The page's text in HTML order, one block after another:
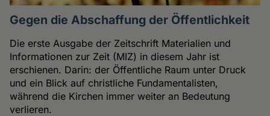
Gegen die Abschaffung der Öffentlichkeit
Die erste Ausgabe der Zeitschrift Materialien und
Informationen zur Zeit (MIZ) in diesem Jahr ist
erschienen. Darin: der Öffentliche Raum unter Druck
und ein Blick auf christliche Fundamentalisten,
während die Kirchen immer weiter an Bedeutung
verlieren.